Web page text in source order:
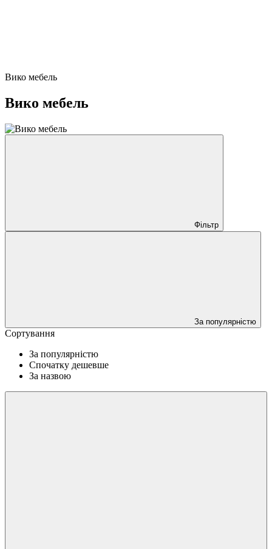
Вико мебель
Вико мебель
Фільтр
За популярністю
Сортування
За популярністю
Спочатку дешевше
За назвою